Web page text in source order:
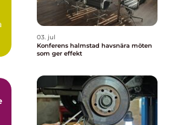
03. jul
Konferens halmstad havsnära möten
som ger effekt